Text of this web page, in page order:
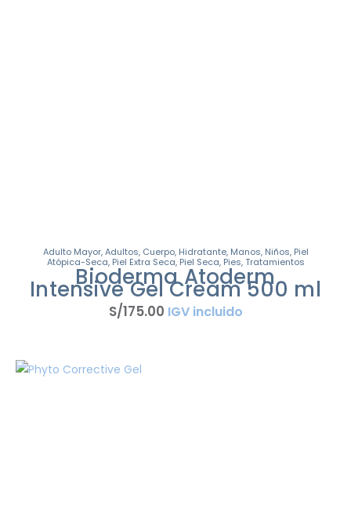
Adulto Mayor,Adultos, Cuerpo, Hidratante, Manos, Niños, Piel
Atópica-Seca, Piel Extra Seca, Piel Seca, Pies,Tratamientos
Bioderma Atoderm
Intensive Gel Cream 500 ml
S/175.00 IGV incluido